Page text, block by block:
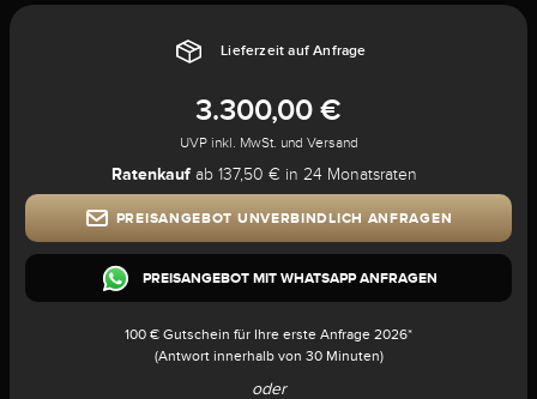
Lieferzeit auf Anfrage
3.300,00 €
UVP inkl. MwSt. und Versand
Ratenkaufab 137,50 € in 24 Monatsraten
PREISANGEBOT UNVERBINDLICH ANFRAGEN
PREISANGEBOT MIT WHATSAPP ANFRAGEN
100 € Gutschein für Ihre erste Anfrage 2026*
(Antwort innerhalb von 30 Minuten)
oder